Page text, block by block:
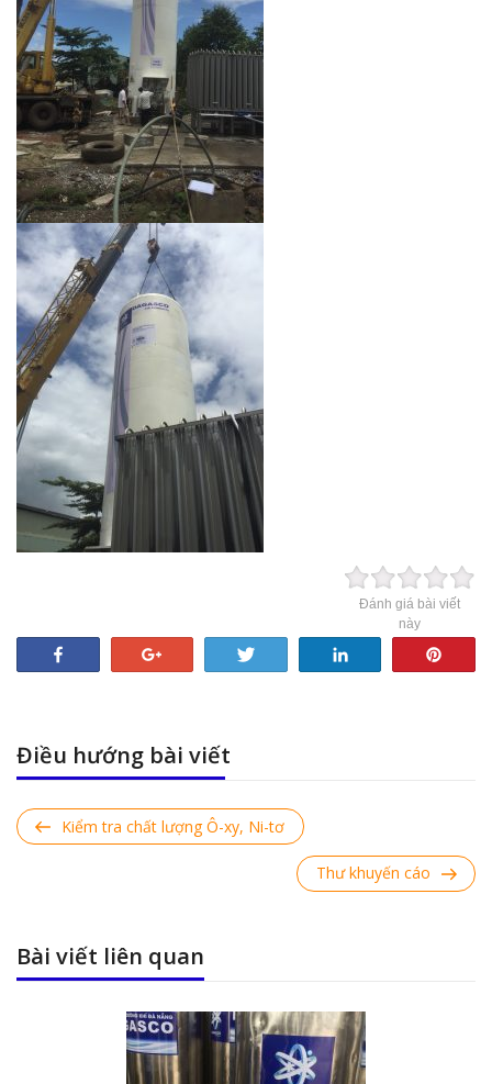
Đánh giá bài viết
này
Điều hướng bài viết
Previous
Post
Kiểm tra chất lượng Ô-xy, Ni-tơ
Next
Post
Thư khuyến cáo
Bài viết liên quan